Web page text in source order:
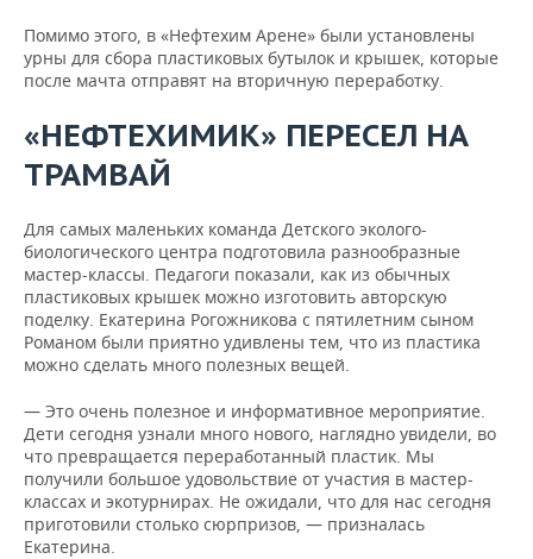
Помимо этого, в «Нефтехим Арене» были установлены
урны для сбора пластиковых бутылок и крышек, которые
после мачта отправят на вторичную переработку.
«НЕФТЕХИМИК» ПЕРЕСЕЛ НА
ТРАМВАЙ
Для самых маленьких команда Детского эколого-
биологического центра подготовила разнообразные
мастер-классы. Педагоги показали, как из обычных
пластиковых крышек можно изготовить авторскую
поделку. Екатерина Рогожникова с пятилетним сыном
Романом были приятно удивлены тем, что из пластика
можно сделать много полезных вещей.
— Это очень полезное и информативное мероприятие.
Дети сегодня узнали много нового, наглядно увидели, во
что превращается переработанный пластик. Мы
получили большое удовольствие от участия в мастер-
классах и экотурнирах. Не ожидали, что для нас сегодня
приготовили столько сюрпризов, — призналась
Екатерина.